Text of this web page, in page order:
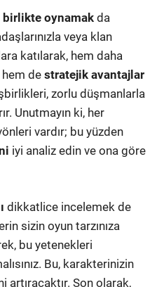
birlikte oynamak da
veya klan
katılarak, hem daha
de stratejik avantajlar
zorlu düşmanlarla
Unutmayın ki, her
vardır; bu yüzden
iyi analiz edin ve ona göre
dikkatlice incelemek de
sizin oyun tarzınıza
bu yetenekleri
Bu, karakterinizin
artıracaktır. Son olarak,